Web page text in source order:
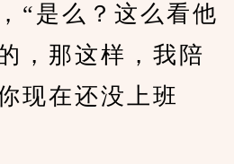
“是么？这么看他
，那这样，我陪
现在还没上班